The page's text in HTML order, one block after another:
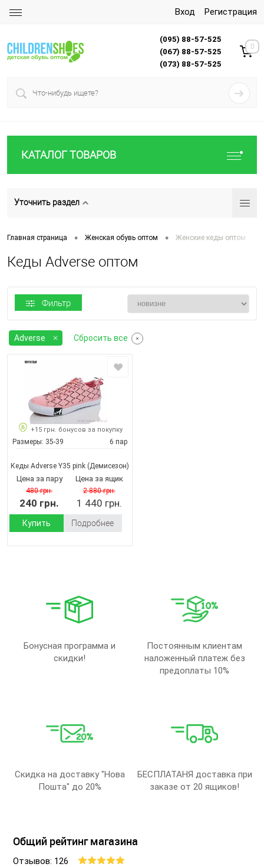
Вход Регистрация
(095) 88-57-525
(067) 88-57-525
(073) 88-57-525
0
КАТАЛОГ ТОВАРОВ
Уточнить раздел
Главная страница • Женская обувь оптом • Женские кеды оптом
Кеды Adverse оптом
Фильтр
Adverse Сбросить все
+15 грн. бонусов за покупку
Размеры: 35-39 6 пар
Кеды Adverse Y35 pink (Демисезон)
Цена за пару
480 грн.
240 грн.
Цена за ящик
2 880 грн.
1 440 грн.
Купить Подробнее
Бонусная программа и
скидки!
Постоянным клиентам
наложенный платеж без
предоплаты 10%
Скидка на доставку "Нова
Пошта" до 20%
БЕСПЛАТАНЯ доставка при
заказе от 20 ящиков!
Общий рейтинг магазина
Отзывов: 126